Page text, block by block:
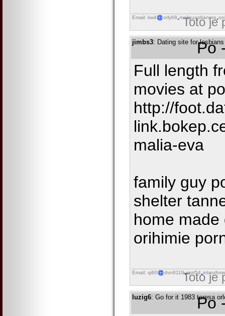
Email: kw4 orly68 mailguardianpro
Toto je
jimbs3: Dating site forPo
Full length
movies at
http://
malia-eva
family guy
shelter
home
orihimie
Email: qi60 dvn8110 cprt54
Toto je
luzig6: Go for it 1983 teresa
Po